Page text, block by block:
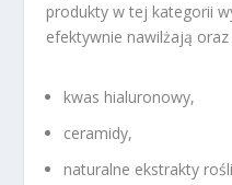
produkty w tej kategorii
efektywnie nawilżają
kwas hialuronowy,
ceramidy,
naturalne ekstrakty